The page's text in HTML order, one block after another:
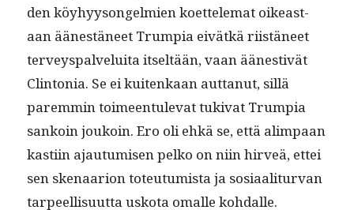
den köy­hyysongelmien koet­telemat oikeas­t­
aan äänestäneet Trumpia eivätkä riistäneet
ter­veyspalvelui­ta itseltään, vaan äänes­tivät
Clin­to­nia. Se ei kuitenkaan aut­tanut, sil­lä
parem­min toimeen­tule­vat tuki­vat Trumpia
sankoin joukoin. Ero oli ehkä se, että alimpaan
kasti­in ajau­tu­misen pelko on niin hirveä, ettei
sen ske­naar­i­on toteu­tu­mista ja sosi­aal­i­tur­van
tarpeel­lisu­ut­ta usko­ta oma­lle kohdalle.